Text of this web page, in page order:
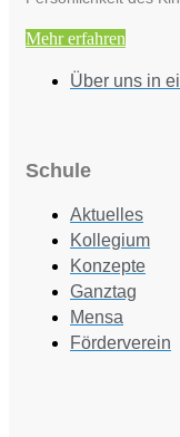
Mehr erfahren
Über uns in
Schule
Aktuelles
Kollegium
Konzepte
Ganztag
Mensa
Förderverein